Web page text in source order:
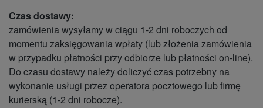
Czas dostawy:
zamówienia wysyłamy w ciągu 1-2 dni roboczych od
momentu zaksięgowania wpłaty (lub złożenia zamówienia
w przypadku płatności przy odbiorze lub płatności on-line).
Do czasu dostawy należy doliczyć czas potrzebny na
wykonanie usługi przez operatora pocztowego lub firmę
kurierską (1-2 dni robocze).